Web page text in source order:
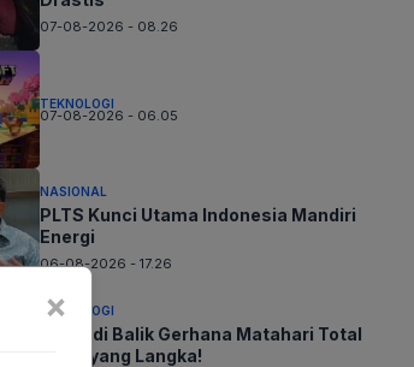
07-08-2026 - 08.26
TEKNOLOGI
07-08-2026 - 06.05
NASIONAL
PLTS Kunci Utama Indonesia Mandiri
Energi
06-08-2026 - 17.26
TEKNOLOGI
Sains di Balik Gerhana Matahari Total
2026 yang Langka!
×